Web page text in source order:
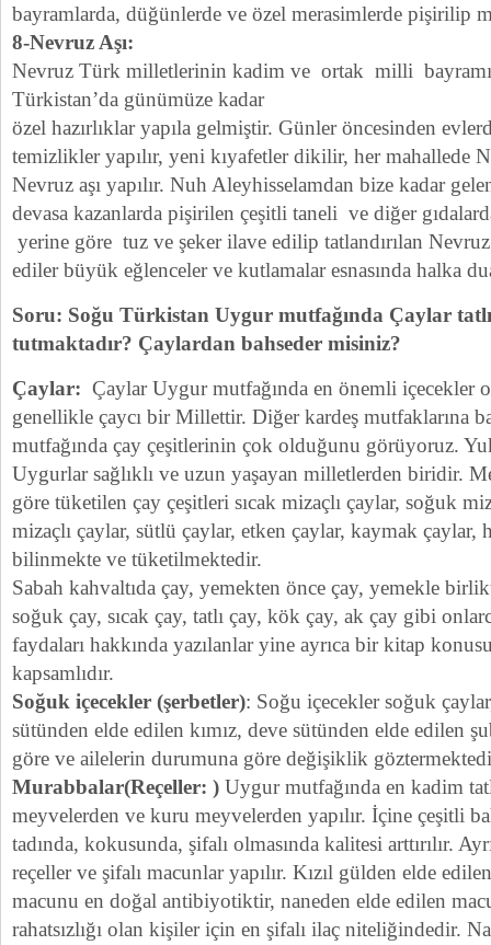
bayramlarda, düğünlerde ve özel merasimlerde pişirilip
8-Nevruz Aşı:
Nevruz Türk milletlerinin kadim ve ortak milli
Türkistan’da günümüze kadar
özel hazırlıklar yapıla gelmiştir. Günler öncesinden
temizlikler yapılır, yeni kıyafetler dikilir, her mahallede
Nevruz aşı yapılır. Nuh Aleyhisselamdan bize kadar
devasa kazanlarda pişirilen çeşitli taneli ve diğer
yerine göre tuz ve şeker ilave edilip tatlandırılan
ediler büyük eğlenceler ve kutlamalar esnasında halka
Soru: Soğu Türkistan Uygur mutfağında Çaylar
tutmaktadır? Çaylardan bahseder misiniz?
Çaylar: Çaylar Uygur mutfağında en önemli içecekler
genellikle çaycı bir Millettir. Diğer kardeş mutfaklarına
mutfağında çay çeşitlerinin çok olduğunu görüyoruz.
Uygurlar sağlıklı ve uzun yaşayan milletlerden biridir.
göre tüketilen çay çeşitleri sıcak mizaçlı çaylar, soğuk
mizaçlı çaylar, sütlü çaylar, etken çaylar, kaymak çaylar,
bilinmekte ve tüketilmektedir.
Sabah kahvaltıda çay, yemekten önce çay, yemekle
soğuk çay, sıcak çay, tatlı çay, kök çay, ak çay gibi
faydaları hakkında yazılanlar yine ayrıca bir kitap
kapsamlıdır.
Soğuk içecekler (şerbetler): Soğu içecekler soğuk
sütünden elde edilen kımız, deve sütünden elde edilen
göre ve ailelerin durumuna göre değişiklik
Murabbalar(Reçeller: ) Uygur mutfağında en kadim
meyvelerden ve kuru meyvelerden yapılır. İçine çeşitli
tadında, kokusunda, şifalı olmasında kalitesi arttırılır.
reçeller ve şifalı macunlar yapılır. Kızıl gülden elde
macunu en doğal antibiyotiktir, naneden elde edilen
rahatsızlığı olan kişiler için en şifalı ilaç niteliğindedir.